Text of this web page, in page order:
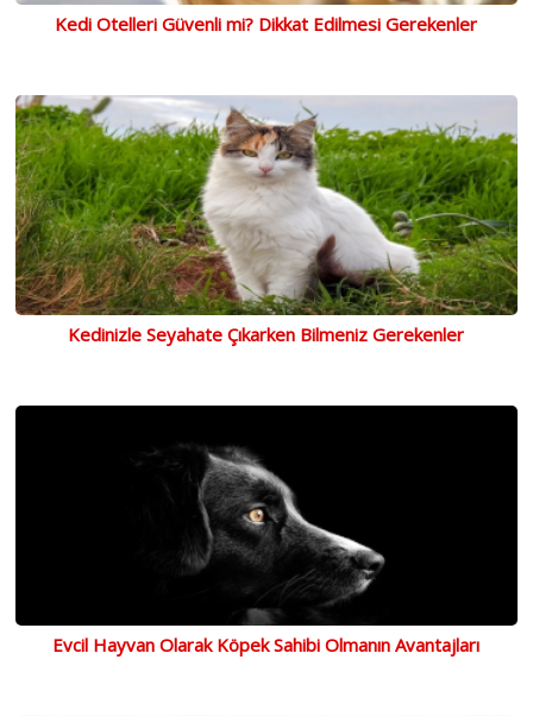
Kedi Otelleri Güvenli mi? Dikkat Edilmesi Gerekenler
Kedinizle Seyahate Çıkarken Bilmeniz Gerekenler
Evcil Hayvan Olarak Köpek Sahibi Olmanın Avantajları